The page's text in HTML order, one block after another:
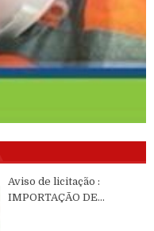
Aviso de licitação :
IMPORTAÇÃO DE